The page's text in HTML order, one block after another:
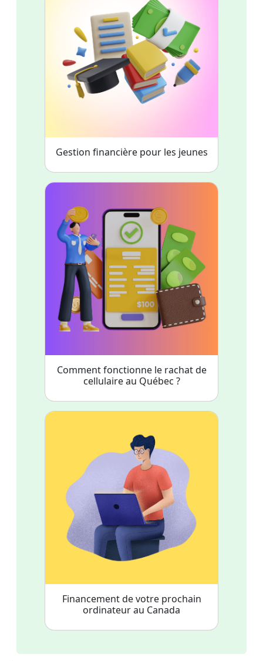
Gestion financière pour les jeunes
Comment fonctionne le rachat de
cellulaire au Québec ?
Financement de votre prochain
ordinateur au Canada